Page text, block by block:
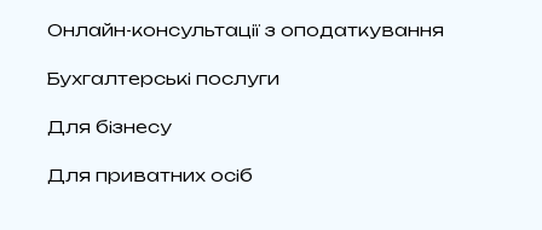
Онлайн-консультації з оподаткування
Бухгалтерські послуги
Для бізнесу
Для приватних осіб